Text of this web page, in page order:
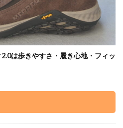
は歩きやすさ・履き心地・フィッ